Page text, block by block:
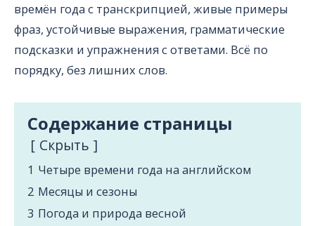
времён года с транскрипцией, живые примеры
фраз, устойчивые выражения, грамматические
подсказки и упражнения с ответами. Всё по
порядку, без лишних слов.
Содержание страницы
Cкрыть
1 Четыре времени года на английском
2 Месяцы и сезоны
3 Погода и природа весной